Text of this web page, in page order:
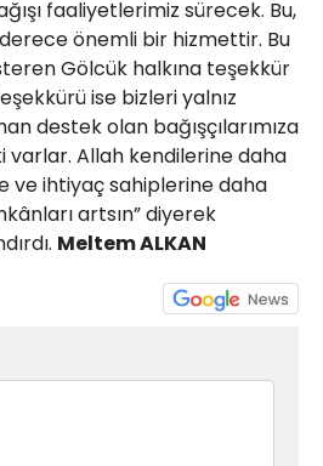
faaliyetlerimiz sürecek. Bu,
derece önemli bir hizmettir. Bu
Gölcük halkına teşekkür
ise bizleri yalnız
destek olan bağışçılarımıza
varlar. Allah kendilerine daha
ve ihtiyaç sahiplerine daha
artsın” diyerek
Meltem ALKAN